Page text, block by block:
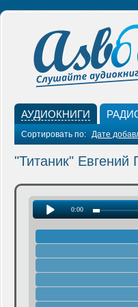
АУДИОКНИГИ
Сортировать по: Дате
"Титаник" Евгений
0:00